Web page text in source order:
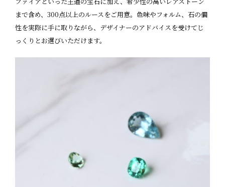
まで含め、300点以上のルースをご用意。色味やフォルム、石の個
性を実際に手に取りながら、デザイナーのアドバイスを受けてじ
っくりとお選びいただけます。